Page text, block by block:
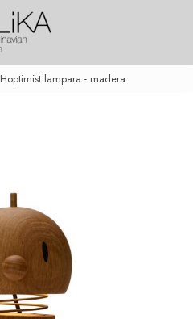
Hoptimist lampara - madera